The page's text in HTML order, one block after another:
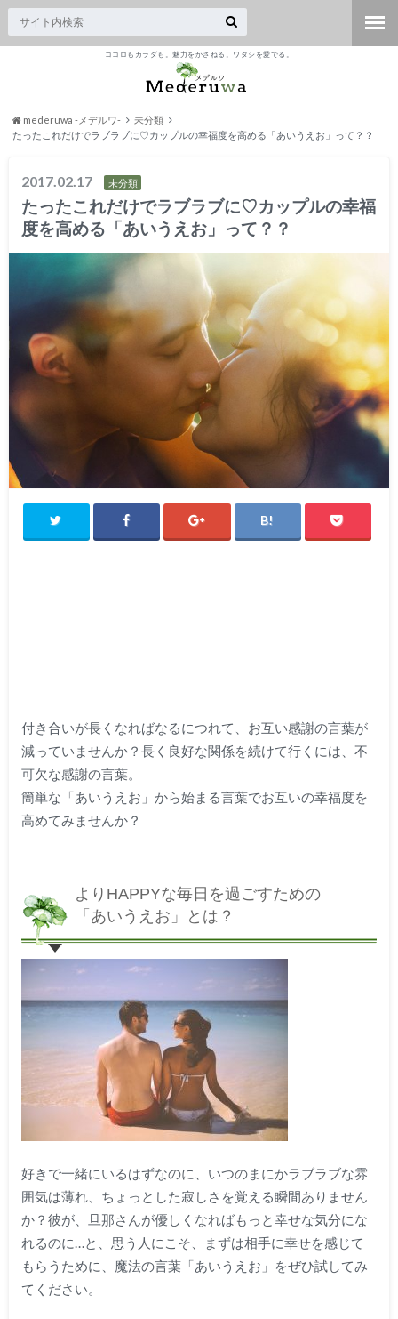
ココロもカラダも。魅力をかさねる。ワタシを愛でる。
mederuwa -メデルワ-
未分類
たったこれだけでラブラブに♡カップルの幸福度を高める「あいうえお」って？？
2017.02.17 未分類
たったこれだけでラブラブに♡カップルの幸福
度を高める「あいうえお」って？？
付き合いが長くなればなるにつれて、お互い感謝の言葉が
減っていませんか？長く良好な関係を続けて行くには、不
可欠な感謝の言葉。
簡単な「あいうえお」から始まる言葉でお互いの幸福度を
高めてみませんか？
よりHAPPYな毎日を過ごすための
「あいうえお」とは？
好きで一緒にいるはずなのに、いつのまにかラブラブな雰
囲気は薄れ、ちょっとした寂しさを覚える瞬間ありません
か？彼が、旦那さんが優しくなればもっと幸せな気分にな
れるのに…と、思う人にこそ、まずは相手に幸せを感じて
もらうために、魔法の言葉「あいうえお」をぜひ試してみ
てください。